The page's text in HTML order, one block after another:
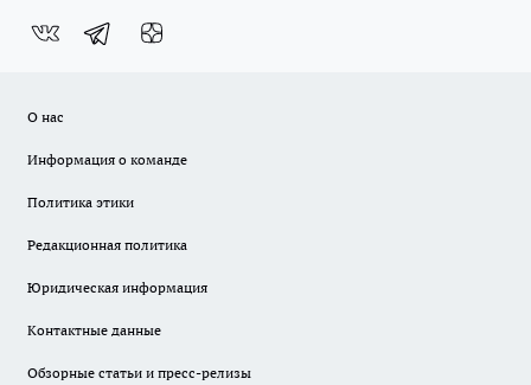
О нас
Информация о команде
Политика этики
Редакционная политика
Юридическая информация
Контактные данные
Обзорные статьи и пресс-релизы